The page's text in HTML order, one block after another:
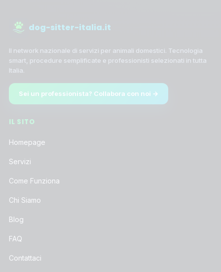
dog-sitter-italia.it
Il network nazionale di servizi per animali domestici. Tecnologia
smart, procedure semplificate e professionisti selezionati in tutta
Italia.
Sei un professionista? Collabora con noi →
IL SITO
Homepage
Servizi
Come Funziona
Chi Siamo
Blog
FAQ
Contattaci